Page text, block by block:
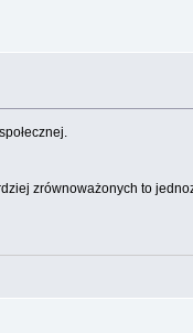
zrównoważonych to